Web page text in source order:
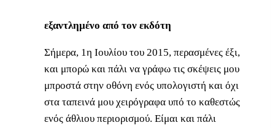
εξαντλημένο από τον εκδότη
Σήμερα, 1η Ιουλίου του 2015, περασμένες έξι,
και μπορώ και πάλι να γράφω τις σκέψεις μου
μπροστά στην οθόνη ενός υπολογιστή και όχι
στα ταπεινά μου χειρόγραφα υπό το καθεστώς
ενός άθλιου περιορισμού. Είμαι και πάλι